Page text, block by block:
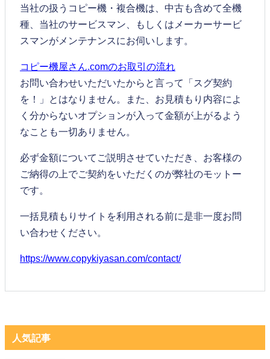
人気記事
当社の扱うコピー機・複合機は、中古も含めて全機
種、当社のサービスマン、もしくはメーカーサービ
スマンがメンテナンスにお伺いします。
コピー機屋さん.comのお取引の流れ
お問い合わせいただいたからと言って「スグ契約
を！」とはなりません。また、お見積もり内容によ
く分からないオプションが入って金額が上がるよう
なことも一切ありません。
必ず金額についてご説明させていただき、お客様の
ご納得の上でご契約をいただくのが弊社のモットー
です。
一括見積もりサイトを利用される前に是非一度お問
い合わせください。
https://www.copykiyasan.com/contact/